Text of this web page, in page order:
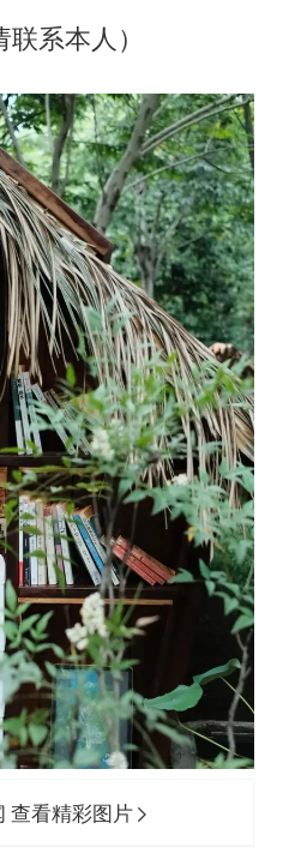
系本人）
查看精彩图片